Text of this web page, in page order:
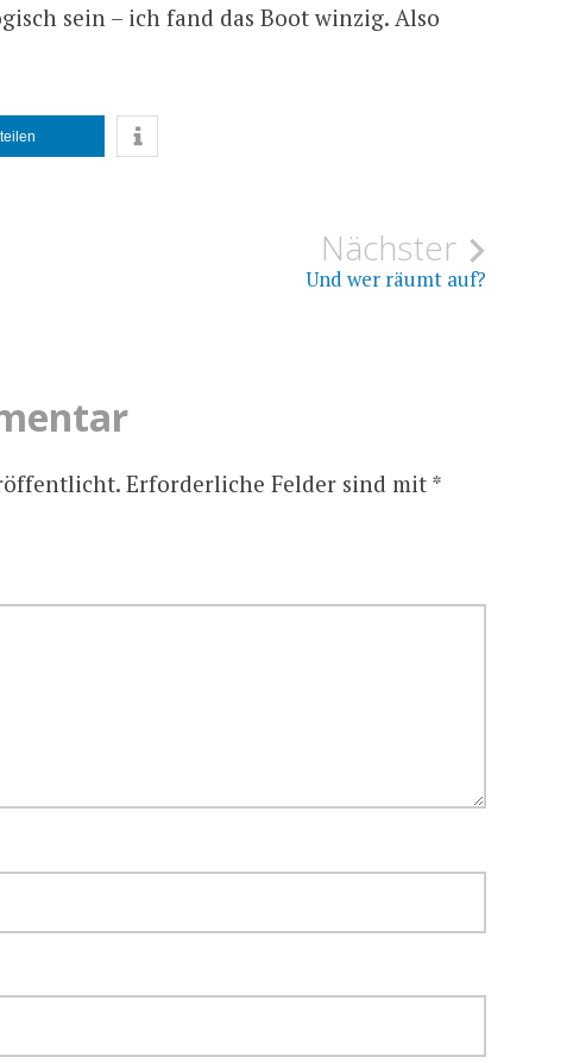
sein – ich fand das Boot winzig. Also
teilen
Nächster
Und wer räumt auf?
Erforderliche Felder sind mit *